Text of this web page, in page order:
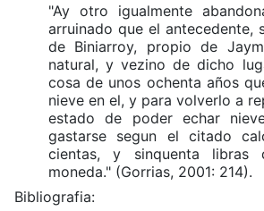
"Ay otro igualmente
arruinado que el antecedente,
de Biniarroy, propio de
natural, y vezino de dicho
cosa de unos ochenta años
nieve en el, y para volverlo a
estado de poder echar
gastarse segun el citado
cientas, y sinquenta libras
moneda." (Gorrias, 2001: 214).
Bibliografia: